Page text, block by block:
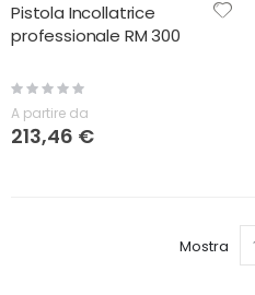
Pistola Incollatrice
professionale RM 300
Rating:
A partire da
213,46 €
Mostra